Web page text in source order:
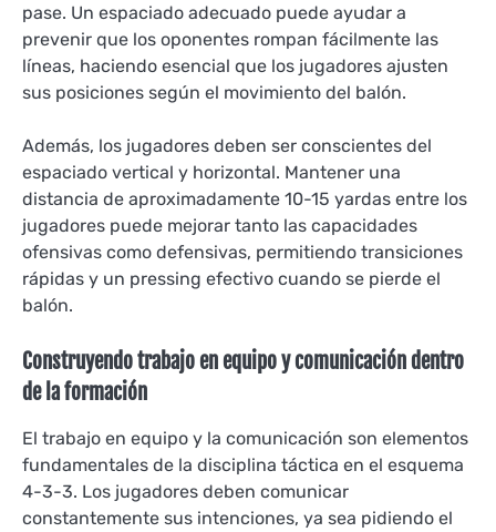
pase. Un espaciado adecuado puede ayudar a
prevenir que los oponentes rompan fácilmente las
líneas, haciendo esencial que los jugadores ajusten
sus posiciones según el movimiento del balón.
Además, los jugadores deben ser conscientes del
espaciado vertical y horizontal. Mantener una
distancia de aproximadamente 10-15 yardas entre los
jugadores puede mejorar tanto las capacidades
ofensivas como defensivas, permitiendo transiciones
rápidas y un pressing efectivo cuando se pierde el
balón.
Construyendo trabajo en equipo y comunicación dentro
de la formación
El trabajo en equipo y la comunicación son elementos
fundamentales de la disciplina táctica en el esquema
4-3-3. Los jugadores deben comunicar
constantemente sus intenciones, ya sea pidiendo el